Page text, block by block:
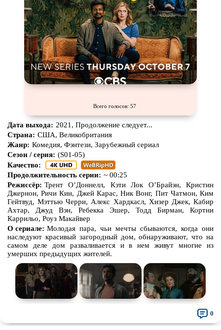
Турецкий сериал Чёрная комедия
Экранизация В ожидании
Всего голосов: 57
Дата выхода: 2021, Продолжение следует...
Страна: США, Великобритания
Жанр: Комедия, Фэнтези, Зарубежный сериал
Сезон / серия: (S01-05)
Качество:
Продолжительность серии: ~ 00:25
Режиссёр: Трент О’Доннелл, Кэти Лок О’Брайэн, Кристин
Джернон, Ричи Кин, Джей Карас, Ник Вонг, Пит Чатмон, Ким
Гейтвуд, Мэттью Черри, Алекс Хардкасл, Хизер Джек, Кабир
Ахтар, Джуд Вэн, Ребекка Эшер, Тодд Бирман, Кортни
Каррильо, Роуз Макайвер
О сериале: Молодая пара, чьи мечты сбываются, когда они
наследуют красивый загородный дом, обнаруживают, что на
самом деле дом разваливается и в нем живут многие из
умерших предыдущих жителей.
0